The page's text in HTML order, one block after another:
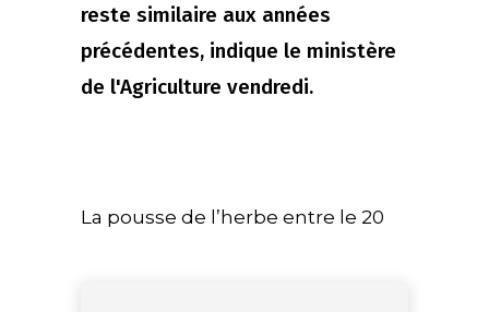
reste similaire aux années
précédentes, indique le ministère
de l'Agriculture vendredi.
La pousse de l’herbe entre le 20